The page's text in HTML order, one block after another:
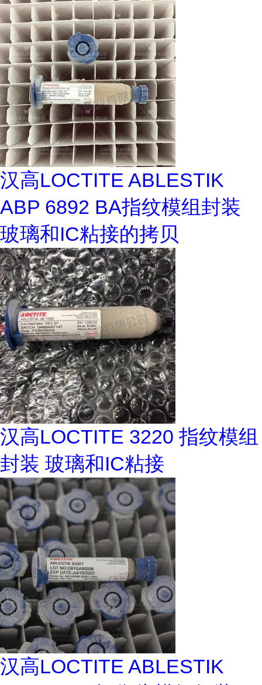
汉高LOCTITE ABLESTIK
ABP 6892 BA指纹模组封装
玻璃和IC粘接的拷贝
汉高LOCTITE 3220 指纹模组
封装 玻璃和IC粘接
汉高LOCTITE ABLESTIK